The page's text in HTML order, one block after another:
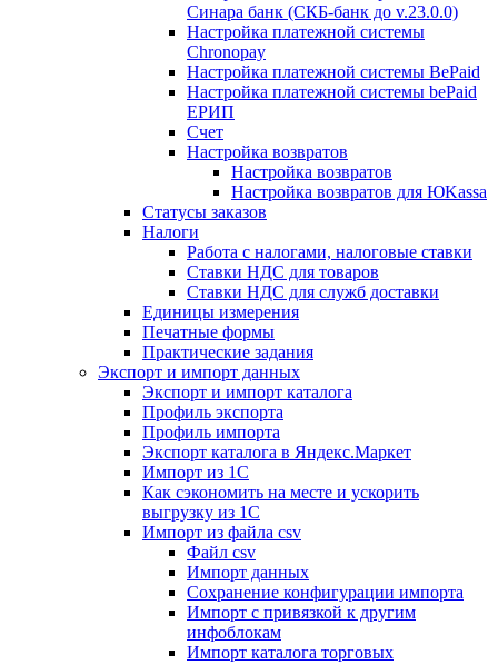
Синара банк (СКБ-банк до v.23.0.0)
Настройка платежной системы
Chronopay
Настройка платежной системы BePaid
Настройка платежной системы bePaid
ЕРИП
Счет
Настройка возвратов
Настройка возвратов
Настройка возвратов для ЮKassa
Статусы заказов
Налоги
Работа с налогами, налоговые ставки
Ставки НДС для товаров
Ставки НДС для служб доставки
Единицы измерения
Печатные формы
Практические задания
Экспорт и импорт данных
Экспорт и импорт каталога
Профиль экспорта
Профиль импорта
Экспорт каталога в Яндекс.Маркет
Импорт из 1С
Как сэкономить на месте и ускорить
выгрузку из 1С
Импорт из файла csv
Файл csv
Импорт данных
Сохранение конфигурации импорта
Импорт с привязкой к другим
инфоблокам
Импорт каталога торговых